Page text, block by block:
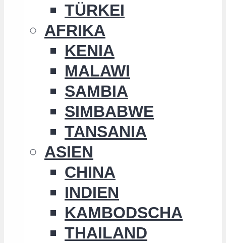
TÜRKEI
AFRIKA
KENIA
MALAWI
SAMBIA
SIMBABWE
TANSANIA
ASIEN
CHINA
INDIEN
KAMBODSCHA
THAILAND